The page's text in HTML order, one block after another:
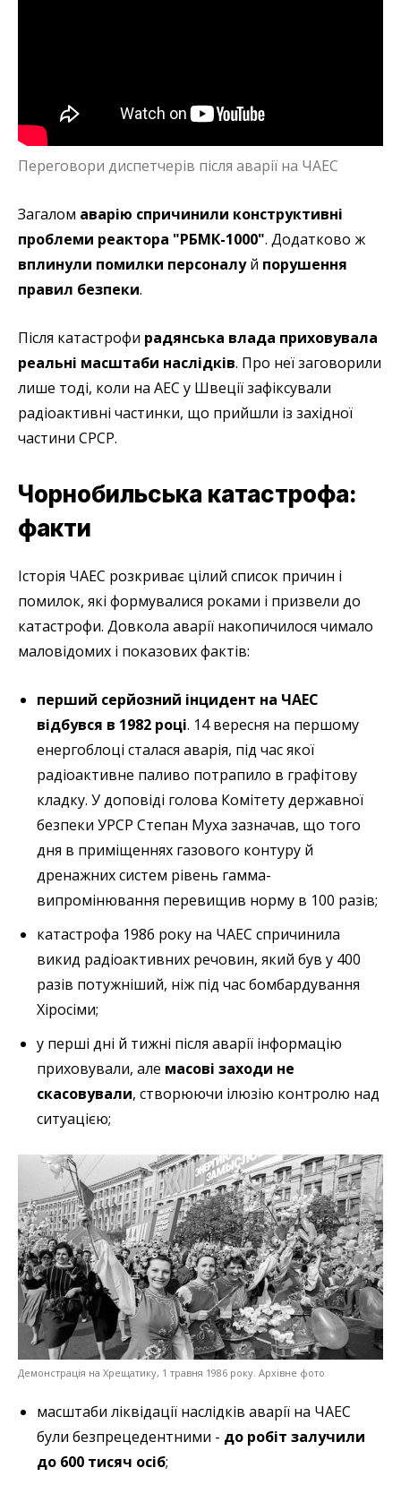
Переговори диспетчерів після аварії на ЧАЕС
Загалом аварію спричинили конструктивні
проблеми реактора "РБМК-1000". Додатково ж
вплинули помилки персоналуй порушення
правил безпеки.
Після катастрофи радянська влада приховувала
реальні масштаби наслідків. Про неї заговорили
лише тоді, коли на АЕС у Швеції зафіксували
радіоактивні частинки, що прийшли із західної
частини СРСР.
Чорнобильська катастрофа:
факти
Історія ЧАЕС розкриває цілий список причин і
помилок, які формувалися роками і призвели до
катастрофи. Довкола аварії накопичилося чимало
маловідомих і показових фактів:
перший серйозний інцидент на ЧАЕС
відбувся в 1982 році. 14 вересня на першому
енергоблоці сталася аварія, під час якої
радіоактивне паливо потрапило в графітову
кладку. У доповіді голова Комітету державної
безпеки УРСР Степан Муха зазначав, що того
дня в приміщеннях газового контуру й
дренажних систем рівень гамма-
випромінювання перевищив норму в 100 разів;
катастрофа 1986 року на ЧАЕС спричинила
викид радіоактивних речовин, який був у 400
разів потужніший, ніж під час бомбардування
Хіросіми;
у перші дні й тижні після аварії інформацію
приховували, але масові заходи не
скасовували, створюючи ілюзію контролю над
ситуацією;
Демонстрація на Хрещатику, 1 травня 1986 року. Архівне фото
масштаби ліквідації наслідків аварії на ЧАЕС
були безпрецедентними - до робіт залучили
до 600 тисяч осіб;